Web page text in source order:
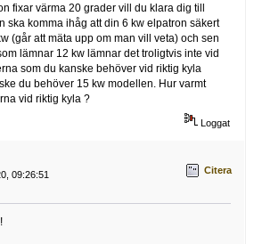
fixar värma 20 grader vill du klara dig till
ska komma ihåg att din 6 kw elpatron säkert
(går att mäta upp om man vill veta) och sen
lämnar 12 kw lämnar det troligtvis inte vid
som du kanske behöver vid riktig kyla
du behöver 15 kw modellen. Hur varmt
vid riktig kyla ?
Loggat
09:26:51
Citera